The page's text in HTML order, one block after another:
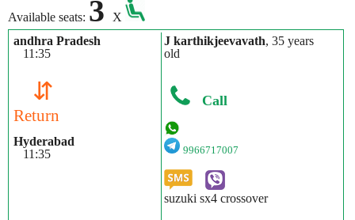
Available seats: 3
X
andhra Pradesh
11:35
⇵
Return
Hyderabad
11:35
J karthikjeevavath, 35 years
old
Call
9966717007
suzuki sx4 crossover